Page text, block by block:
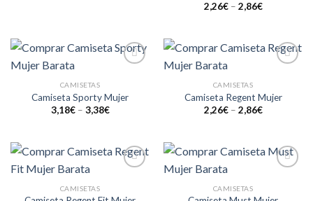
2,26€– 2,86€
lista de
deseos
CAMISETAS
Camiseta Sporty Mujer
3,18€– 3,38€
lista de
deseos
CAMISETAS
Camiseta Regent Mujer
2,26€– 2,86€
lista de
CAMISETAS
lista de
CAMISETAS